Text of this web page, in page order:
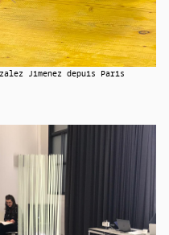
Jimenez depuis Paris